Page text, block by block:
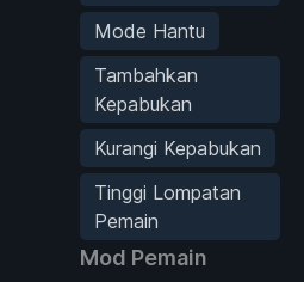
Mode Hantu
Tambahkan
Kepabukan
Kurangi Kepabukan
Tinggi Lompatan
Pemain
Mod Pemain